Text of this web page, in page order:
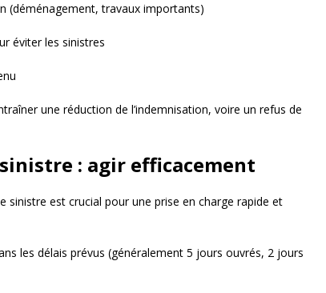
(déménagement, travaux importants)
éviter les sinistres
une réduction de l’indemnisation, voire un refus de
: agir efficacement
sinistre est crucial pour une prise en charge rapide et
les délais prévus (généralement 5 jours ouvrés, 2 jours